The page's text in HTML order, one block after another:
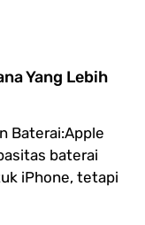
Yang Lebih
Baterai:Apple
baterai
iPhone, tetapi